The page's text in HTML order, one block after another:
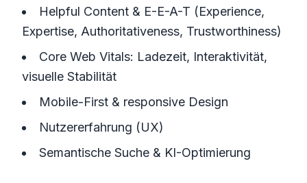
Helpful Content & E-E-A-T (Experience,
Expertise, Authoritativeness, Trustworthiness)
Core Web Vitals: Ladezeit, Interaktivität,
visuelle Stabilität
Mobile-First & responsive Design
Nutzererfahrung (UX)
Semantische Suche & KI-Optimierung